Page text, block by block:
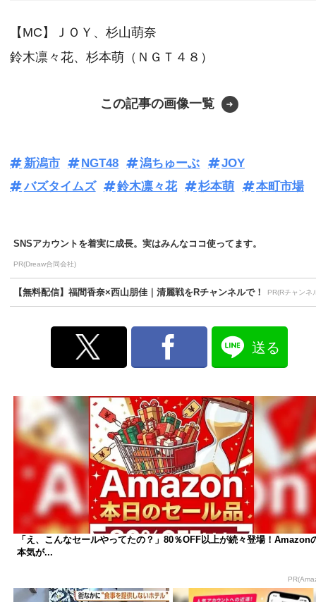
【MC】ＪＯＹ、杉山萌奈
鈴木凛々花、杉本萌（ＮＧＴ４８）
この記事の画像一覧
新潟市 NGT48 潟ちゅーぶ
JOY
バズタイムズ
鈴木凛々花 杉本萌 本町市場
SNSアカウントを着実に成長。実はみんなココ使ってます。
PR(Dreaw合同会社)
【無料配信】福間香奈×西山朋佳｜清麗戦をRチャンネルで！ PR(Rチャンネ
送る
「え、こんなセールやってたの？」80％OFF以上が続々登場！Amazon
本気が...